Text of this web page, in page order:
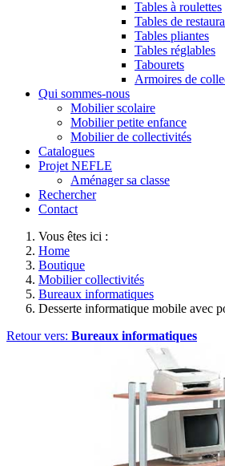
Tables à roulettes
Tables de
Tables pliantes
Tables réglables
Tabourets
Armoires de
Qui sommes-nous
Mobilier scolaire
Mobilier petite enfance
Mobilier de collectivités
Catalogues
Projet NEFLE
Aménager sa classe
Rechercher
Contact
Vous êtes ici :
Home
Boutique
Mobilier collectivités
Bureaux informatiques
Desserte informatique mobile avec
Retour vers: Bureaux informatiques